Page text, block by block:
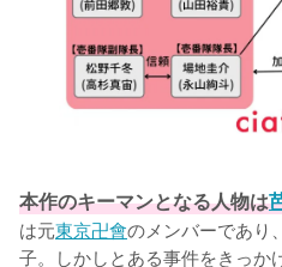
本作のキーマンとなる人物は
は元東京卍會のメンバーであり、
子。しかしとある事件をきっか